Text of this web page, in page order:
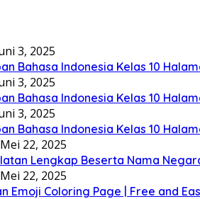
3, 2025
Bahasa Indonesia Kelas 10
3, 2025
Bahasa Indonesia Kelas 10
3, 2025
Bahasa Indonesia Kelas 10
Mei 22, 2025
Lengkap Beserta Nama
Mei 22, 2025
Emoji Coloring Page | Free and